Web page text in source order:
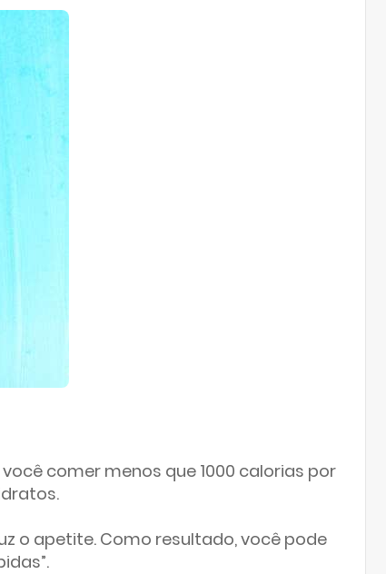
comer menos que 1000 calorias por
o apetite. Como resultado, você pode